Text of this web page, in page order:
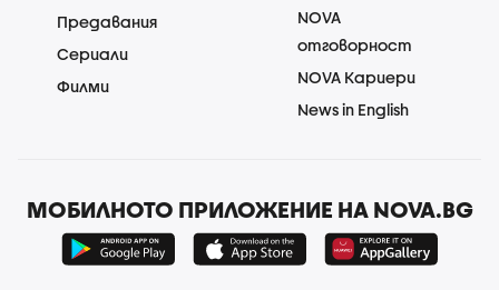
Предавания
Сериали
Филми
NOVA
отговорност
NOVA Кариери
News in English
МОБИЛНОТО ПРИЛОЖЕНИЕ НА NOVA.BG